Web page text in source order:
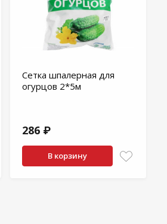
Сетка шпалерная для
огурцов 2*5м
286 ₽
В корзину